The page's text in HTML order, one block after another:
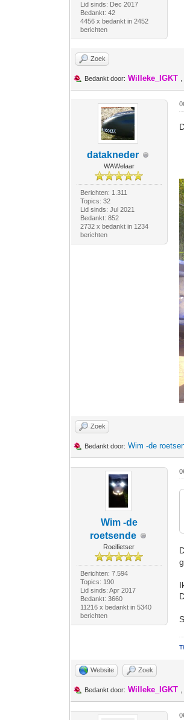
Lid sinds: Dec 2017
Bedankt: 42
4456 x bedankt in 2452
berichten
Zoek
Bedankt door: Willeke_IGKT
datakneder
WAWelaar
Berichten: 1.311
Topics: 32
Lid sinds: Jul 2021
Bedankt: 852
2732 x bedankt in 1234
berichten
Zoek
Bedankt door: Wim -de
Wim -de
roetsende
Roeifietser
Berichten: 7.594
Topics: 190
Lid sinds: Apr 2017
Bedankt: 3660
11216 x bedankt in 5340
berichten
Website Zoek
Bedankt door: Willeke_IGKT